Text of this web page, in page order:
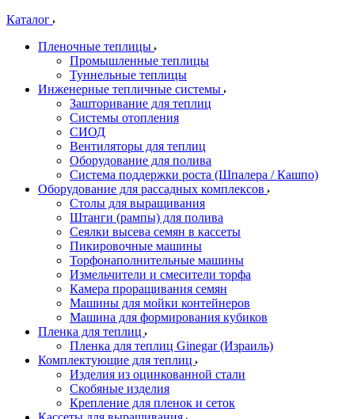
Каталог
Пленочные теплицы
Промышленные теплицы
Туннельные теплицы
Инженерные тепличные системы
Зашторивание для теплиц
Системы отопления
СИОД
Вентиляторы для теплиц
Оборудование для полива
Система поддержки роста (Шпалера / Кашпо)
Оборудование для рассадных комплексов
Столы для выращивания
Штанги (рампы) для полива
Сеялки высева семян в кассеты
Пикировочные машины
Торфонаполнительные машины
Измельчители и смесители торфа
Камера проращивания семян
Машины для мойки контейнеров
Машина для формирования кубиков
Пленка для теплиц
Пленка для теплиц Ginegar (Израиль)
Комплектующие для теплиц
Изделия из оцинкованной стали
Скобяные изделия
Крепление для пленок и сеток